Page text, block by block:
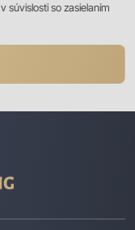
v súvislosti so zasielaním